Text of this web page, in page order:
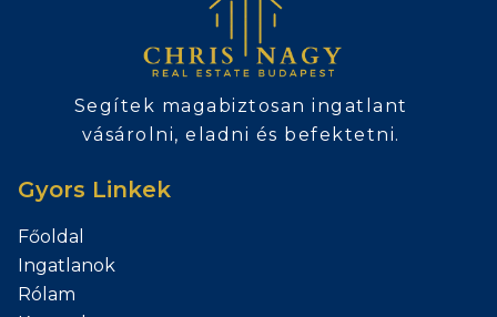
Segítek magabiztosan ingatlant
vásárolni, eladni és befektetni.
Gyors Linkek
Főoldal
Ingatlanok
Rólam